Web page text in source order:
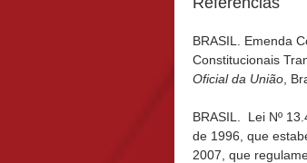
BRASIL. Emenda
Constitucionais
Oficial da União ,
BRASIL. Lei Nº
de 1996, que
2007, que